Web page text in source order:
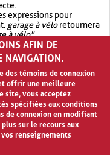
expressions pour
garage à véloretournera
à vélo".
avec OR.garage OR vélo
quegarage à vélo
AFIN DE
NAVIGATION.
des témoins de connexion
offrir une meilleure
site, vous acceptez
spécifiées aux conditions
de connexion en modifiant
sur le recours aux
renseignements